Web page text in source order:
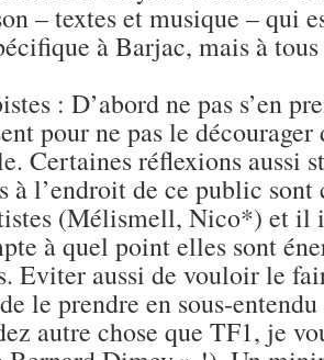
– textes et musique – qui
à Barjac, mais à
: D’abord ne pas s’en
pour ne pas le décourager
Certaines réflexions aussi
à l’endroit de ce public sont
(Mélismell, Nico*) et il
à quel point elles sont
Eviter aussi de vouloir le
le prendre en sous-
autre chose que TF1, je